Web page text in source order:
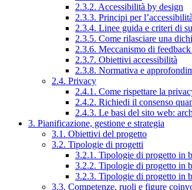
2.3.2. Accessibilità by design
2.3.3. Principi per l’accessibilità
2.3.4. Linee guida e criteri di
2.3.5. Come rilasciare una
2.3.6. Meccanismo di
2.3.7. Obiettivi accessibilità
2.3.8. Normativa e
2.4. Privacy
2.4.1. Come rispettare la
2.4.2. Richiedi il consenso
2.4.3. Le basi del sito web:
3. Pianificazione, gestione e strategia
3.1. Obiettivi del progetto
3.2. Tipologie di progetti
3.2.1. Tipologie di progetto in
3.2.2. Tipologie di progetto in
3.2.3. Tipologie di progetto in
3.3. Competenze, ruoli e figure